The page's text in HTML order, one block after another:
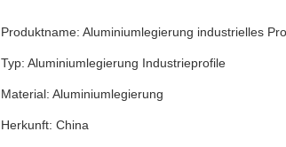
Produktname: Aluminiumlegierung industrielles
Typ: Aluminiumlegierung Industrieprofile
Material: Aluminiumlegierung
Herkunft: China